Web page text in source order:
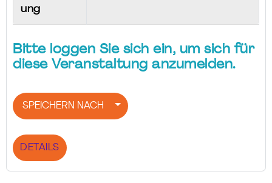
ung
Bitte loggen Sie sich ein, um sich für
diese Veranstaltung anzumelden.
SPEICHERN NACH
DETAILS